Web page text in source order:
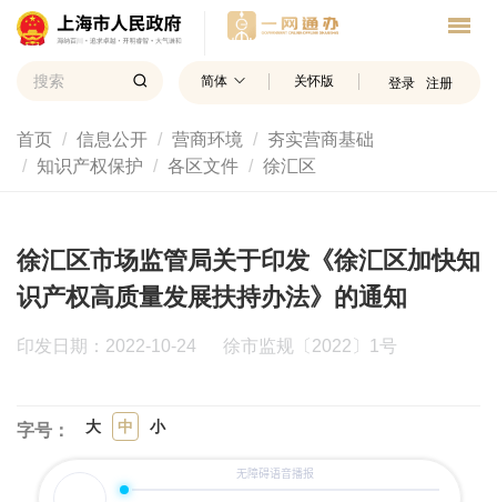
简体 关怀版 登录 注册
首页 信息公开 营商环境
夯实营商基础
知识产权保护
各区文件 徐汇区
徐汇区市场监管局关于印发《徐汇区加快知
识产权高质量发展扶持办法》的通知
印发日期：2022-10-24 徐市监规〔2022〕1号
字号： 大 中 小